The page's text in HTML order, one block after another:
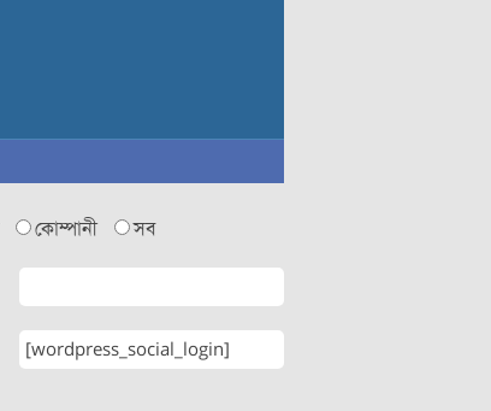
কোম্পানী সব
[wordpress_social_login]